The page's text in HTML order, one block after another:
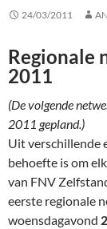
24/03/2011
Regionale
2011
(De volgende
2011 gepland.)
Uit verschillende
behoefte is om
van FNV
eerste regionale
woensdagavond